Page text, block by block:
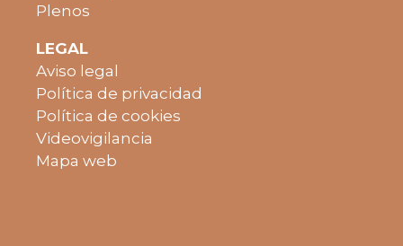
Plenos
LEGAL
Aviso legal
Política de privacidad
Política de cookies
Videovigilancia
Mapa web